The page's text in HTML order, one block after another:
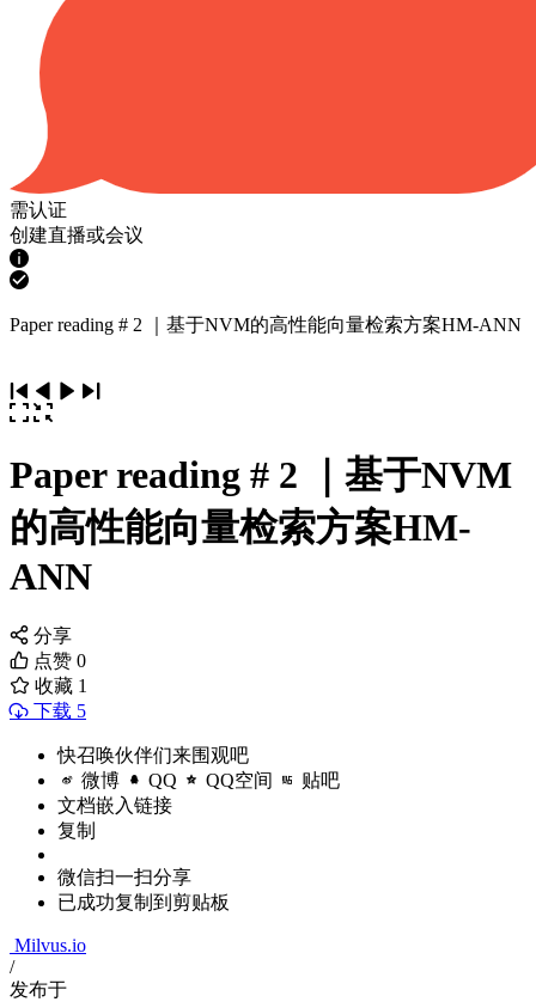
需认证
创建直播或会议
Paper reading # 2 ｜基于NVM的高性能向量检索方案HM-ANN
Paper reading # 2 ｜基于NVM
的高性能向量检索方案HM-
ANN
分享
点赞 0
收藏 1
下载 5
快召唤伙伴们来围观吧
微博 QQ QQ空间 贴吧
文档嵌入链接
复制
微信扫一扫分享
已成功复制到剪贴板
Milvus.io
/
发布于